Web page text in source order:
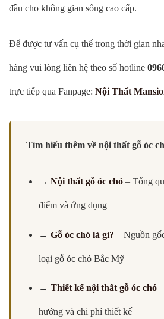
đầu cho không gian sống cao cấp.
Để được tư vấn cụ thể trong thời gian
hàng vui lòng liên hệ theo số hotline
trực tiếp qua Fanpage: Nội Thất
Tìm hiểu thêm về nội thất gỗ óc
→ Nội thất gỗ óc chó– Tổng
điểm và ứng dụng
→ Gỗ óc chó là gì? – Nguồn
loại gỗ óc chó Bắc Mỹ
→ Thiết kế nội thất gỗ óc chó–
hướng và chi phí thiết kế